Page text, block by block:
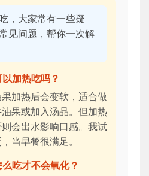
，大家常有一些疑
见问题，帮你一次解
加热吃吗？
加热后会变软，适合做
果或加入汤品。但加热
会出水影响口感。我试
当早餐很满足。
吃才不会氧化？